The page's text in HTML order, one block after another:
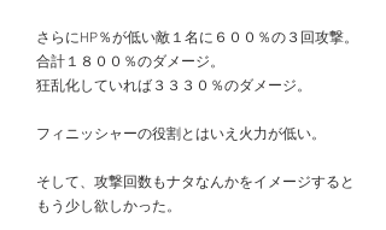
さらにHP％が低い敵１名に６００％の３回攻撃。
合計１８００％のダメージ。
狂乱化していれば３３３０％のダメージ。
フィニッシャーの役割とはいえ火力が低い。
そして、攻撃回数もナタなんかをイメージすると
もう少し欲しかった。